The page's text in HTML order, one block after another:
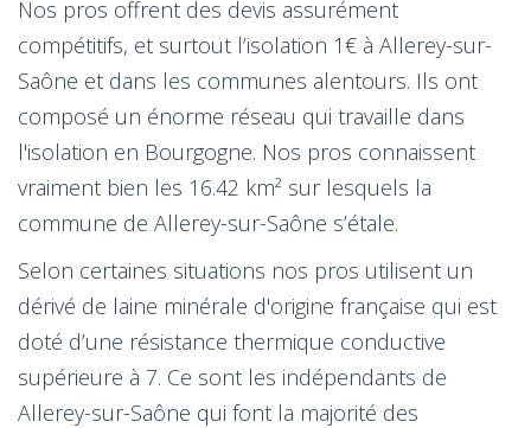
Nos pros offrent des devis assurément
compétitifs, et surtout l’isolation 1€ à Allerey-sur-
Saône et dans les communes alentours. Ils ont
composé un énorme réseau qui travaille dans
l'isolation en Bourgogne. Nos pros connaissent
vraiment bien les 16.42 km² sur lesquels la
commune de Allerey-sur-Saône s’étale.
Selon certaines situations nos pros utilisent un
dérivé de laine minérale d'origine française qui est
doté d’une résistance thermique conductive
supérieure à 7. Ce sont les indépendants de
Allerey-sur-Saône qui font la majorité des